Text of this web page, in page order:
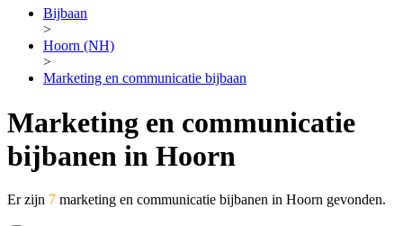
Bijbaan
>
Hoorn (NH)
>
Marketing en communicatie bijbaan
Marketing en communicatie
bijbanen in Hoorn
Er zijn 7 marketing en communicatie bijbanen in Hoorn gevonden.